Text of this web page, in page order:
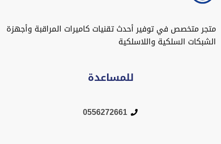
متجر متخصص في توفير أحدث تقنيات كاميرات المراقبة وأجهزة
الشبكات السلكية واللاسلكية
للمساعدة
0556272661